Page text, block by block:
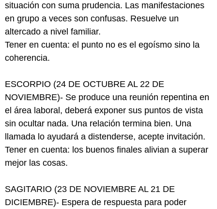
situación con suma prudencia. Las manifestaciones
en grupo a veces son confusas. Resuelve un
altercado a nivel familiar.
Tener en cuenta: el punto no es el egoísmo sino la
coherencia.
ESCORPIO (24 DE OCTUBRE AL 22 DE
NOVIEMBRE)- Se produce una reunión repentina en
el área laboral, deberá exponer sus puntos de vista
sin ocultar nada. Una relación termina bien. Una
llamada lo ayudará a distenderse, acepte invitación.
Tener en cuenta: los buenos finales alivian a superar
mejor las cosas.
SAGITARIO (23 DE NOVIEMBRE AL 21 DE
DICIEMBRE)- Espera de respuesta para poder